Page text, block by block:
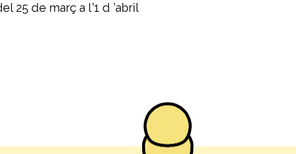
25 de març a l'1 d 'abril